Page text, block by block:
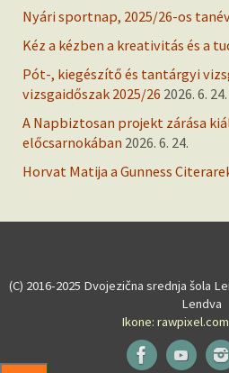
Nyári sportnap, 2025/26-os
Kéz a kézben a kreativitás és a
Pót-, kiegészítő és tantárgyi
vizsgaidőszak 2025/26 2026. 6. 24.
A Napbiztosan projekt zárása
előcsarnokában 2026. 6. 24.
Horvat Matija a Gunness
(C) 2016-2025 Dvojezična srednja šola
Lendva
Ikone: